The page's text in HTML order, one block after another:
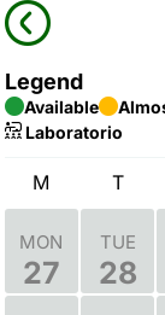
Legend
Available
Laboratorio
M T
MON
27
TUE
28